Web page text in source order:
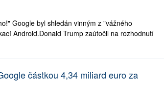
Google byl shledán vinným z "vážného
Android.Donald Trump zaútočil na rozhodnutí
částkou 4,34 miliard euro za